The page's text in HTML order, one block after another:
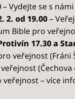
– Vydejte se s
2. od 19.00–
Bible pro
17.30 a
veřejnost (Fráni
veřejnost – více